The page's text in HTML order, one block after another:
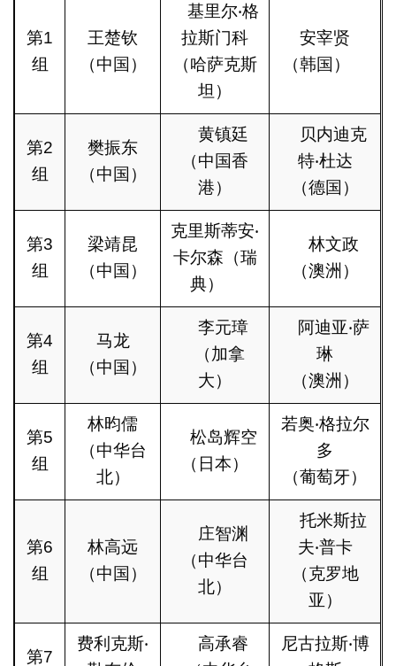
第1
组
王楚钦
（中国）
基里尔‧格
拉斯门科
（哈萨克斯
坦）
安宰贤
（韩国）
第2
组
樊振东
（中国）
黄镇廷
（中国香
港）
贝内迪克
特‧杜达
（德国）
第3
组
梁靖昆
（中国）
克里斯蒂安‧
卡尔森（瑞
典）
林文政
（澳洲）
第4
组
马龙
（中国）
李元璋
（加拿
大）
阿迪亚‧萨
琳
（澳洲）
第5
组
林昀儒
（中华台
北）
松岛辉空
（日本）
若奥‧格拉尔
多
（葡萄牙）
第6
组
林高远
（中国）
庄智渊
（中华台
北）
托米斯拉
夫‧普卡
（克罗地
亚）
第7
费利克斯‧
高承睿
尼古拉斯‧博